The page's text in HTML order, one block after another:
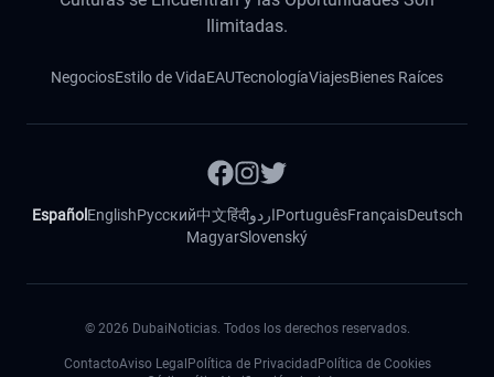
Ilimitadas.
NegociosEstilo de VidaEAUTecnologíaViajesBienes Raíces
Español EnglishРусский中文हिंदीاردوPortuguêsFrançaisDeutsch
MagyarSlovenský
© 2026 DubaiNoticias. Todos los derechos reservados.
ContactoAviso Legal Política de Privacidad Política de Cookies